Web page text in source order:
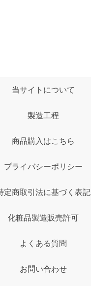
当サイトについて
製造工程
商品購入はこちら
プライバシーポリシー
定商取引法に基づく表記
化粧品製造販売許可
よくある質問
お問い合わせ